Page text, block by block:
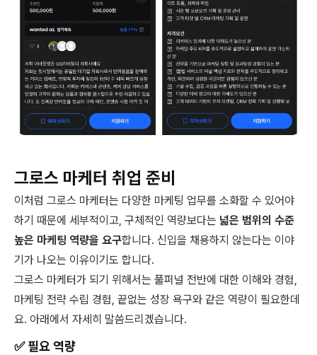
그로스 마케터 취업 준비
이처럼 그로스 마케터는 다양한 마케팅 업무를 소화할 수 있어야
하기 때문에 세부적이고, 구체적인 역량보다는 넓은 범위의 수준
높은 마케팅 역량을 요구합니다. 신입을 채용하지 않는다는 이야
기가 나오는 이유이기도 합니다.
그로스 마케터가 되기 위해서는 풀퍼널 전반에 대한 이해와 경험,
마케팅 전략 수립 경험, 끝없는 성장 욕구와 같은 역량이 필요한데
요. 아래에서 자세히 말씀드리겠습니다.
✅ 필요 역량